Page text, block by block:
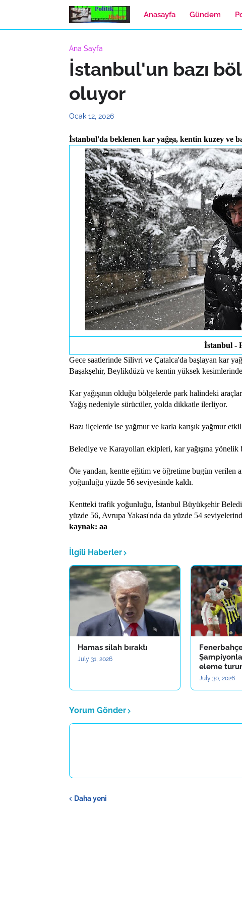
Anasayfa Gündem
Ana Sayfa
İstanbul'un bazı
oluyor
Ocak 12, 2026
İstanbul'da beklenen kar yağışı, kentin kuzey ve
İstanbul -
Gece saatlerinde Silivri ve Çatalca'da başlayan kar
Başakşehir, Beylikdüzü ve kentin yüksek
Kar yağışının olduğu bölgelerde park halindeki
Yağış nedeniyle sürücüler, yolda dikkatle ilerliyor.
Bazı ilçelerde ise yağmur ve karla karışık yağmur
Belediye ve Karayolları ekipleri, kar yağışına yönelik
Öte yandan, kentte eğitim ve öğretime bugün verilen
yoğunluğu yüzde 56 seviyesinde kaldı.
Kentteki trafik yoğunluğu, İstanbul Büyükşehir
yüzde 56, Avrupa Yakası'nda da yüzde 54
kaynak: aa
İlgili Haberler
Hamas silah bıraktı
July 31, 2026
eleme
July 30, 2026
Yorum Gönder
Daha yeni